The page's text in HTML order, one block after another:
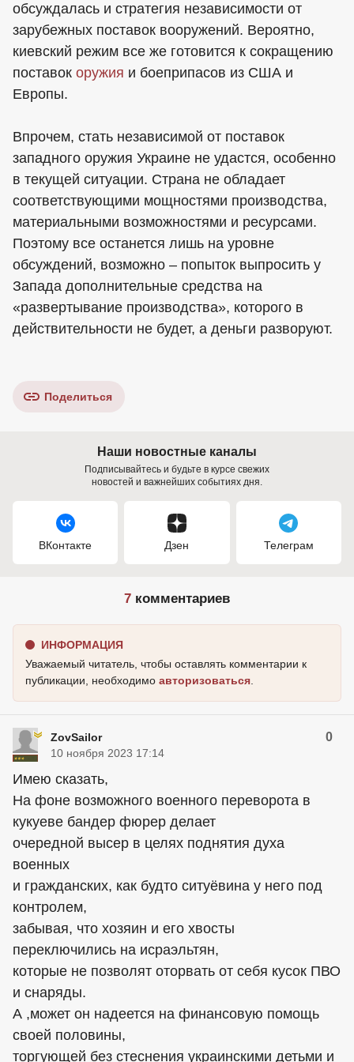
обсуждалась и стратегия независимости от
зарубежных поставок вооружений. Вероятно,
киевский режим все же готовится к сокращению
поставок оружия и боеприпасов из США и
Европы.
Впрочем, стать независимой от поставок
западного оружия Украине не удастся, особенно
в текущей ситуации. Страна не обладает
соответствующими мощностями производства,
материальными возможностями и ресурсами.
Поэтому все останется лишь на уровне
обсуждений, возможно – попыток выпросить у
Запада дополнительные средства на
«развертывание производства», которого в
действительности не будет, а деньги разворуют.
Поделиться
Наши новостные каналы
Подписывайтесь и будьте в курсе свежих
новостей и важнейших событиях дня.
ВКонтакте Дзен Телеграм
7 комментариев
ИНФОРМАЦИЯ
Уважаемый читатель, чтобы оставлять комментарии к
публикации, необходимо авторизоваться
ZovSailor 0
10 ноября 2023 17:14
Имею сказать,
На фоне возможного военного переворота в
кукуеве бандер фюрер делает
очередной высер в целях поднятия духа
военных
и гражданских, как будто ситуёвина у него под
контролем,
забывая, что хозяин и его хвосты
переключились на исраэльтян,
которые не позволят оторвать от себя кусок ПВО
и снаряды.
А ,может он надеется на финансовую помощь
своей половины,
торгующей без стеснения украинскими детьми и